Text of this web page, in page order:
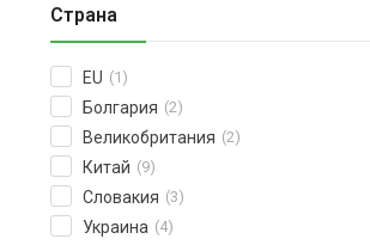
Страна
EU (1)
Болгария (2)
Великобритания (2)
Китай (9)
Словакия (3)
Украина (4)